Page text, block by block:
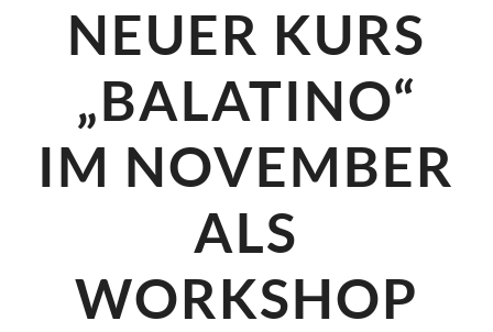
NEUER KURS
„BALATINO“
IM NOVEMBER
ALS
WORKSHOP